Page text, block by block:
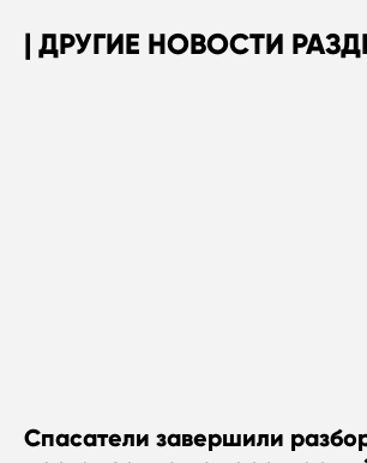
ДРУГИЕ НОВОСТИ
Спасатели завершили